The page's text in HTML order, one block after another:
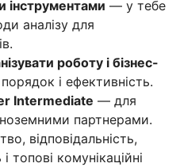
інструментами — у тебе
аналізу для
роботу і бізнес-
і ефективність.
Intermediate — для
партнерами.
відповідальність,
топові комунікаційні